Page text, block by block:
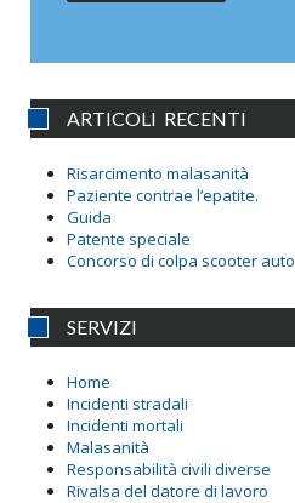
ARTICOLI RECENTI
Risarcimento malasanità
Paziente contrae l’epatite.
Guida
Patente speciale
Concorso di colpa scooter auto
SERVIZI
Home
Incidenti stradali
Incidenti mortali
Malasanità
Responsabilità civili diverse
Rivalsa del datore di lavoro